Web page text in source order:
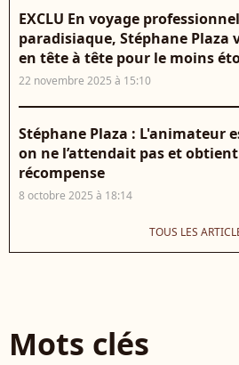
EXCLU En voyage
paradisiaque, Stéphane Plaza
en tête à tête pour le moins
22 novembre 2025 à 15:10
Stéphane Plaza : L'animateur
on ne l’attendait pas et
récompense
8 octobre 2025 à 18:14
TOUS LES
Mots clés